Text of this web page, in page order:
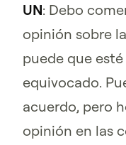
UN: Debo
opinión sobre
puede que
equivocado.
acuerdo, pero
opinión en las